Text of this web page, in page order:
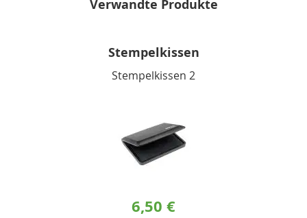
Verwandte Produkte
Stempelkissen
Stempelkissen 2
6,50 €